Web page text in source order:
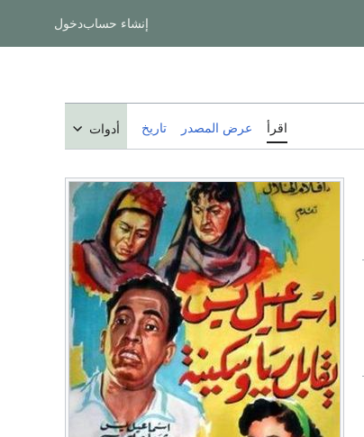
إنشاء حسابدخول
اقرأ عرض المصدر تاريخ أدوات